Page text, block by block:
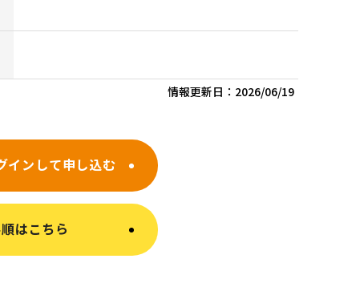
情報更新日： 2026/06/19
インして申し込む
はこちら